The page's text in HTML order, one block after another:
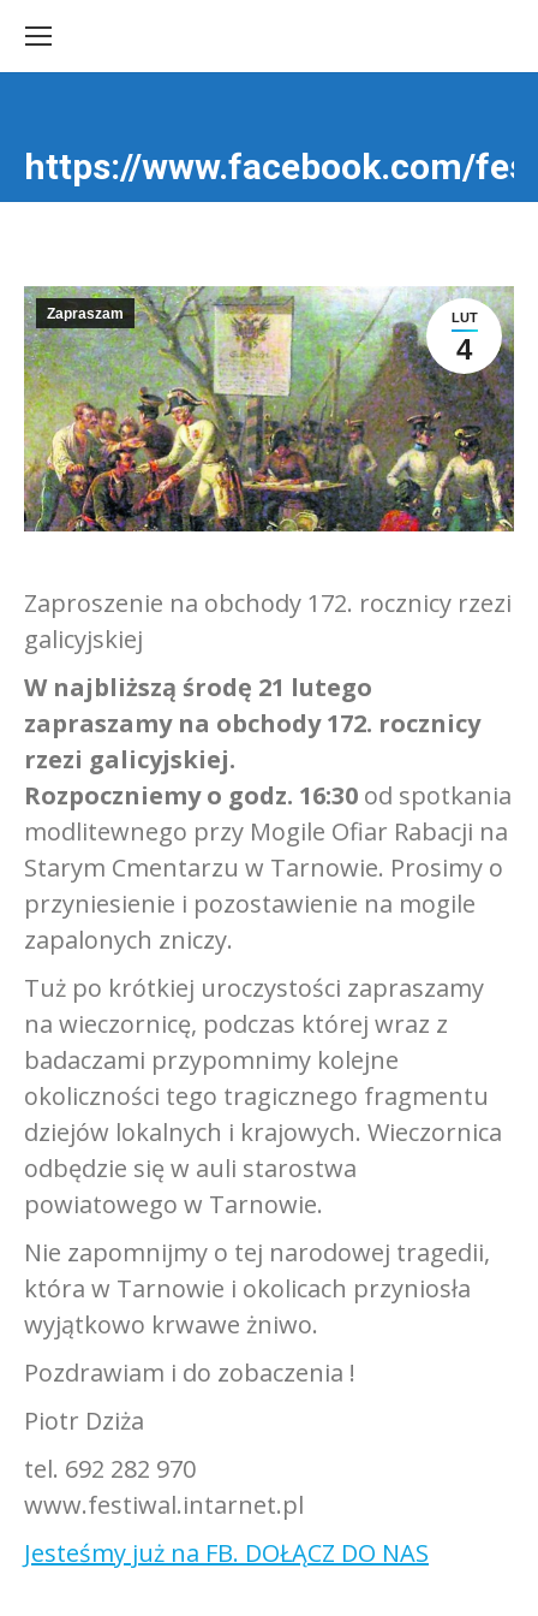
https://www.facebook.com/
Jesteś tutaj:
LUT
4
Zapraszam
Zaproszenie na obchody 172. rocznicy rzezi
galicyjskiej
W najbliższą środę 21 lutego
zapraszamy na obchody 172. rocznicy
rzezi galicyjskiej.
Rozpoczniemy o godz. 16:30 od spotkania
modlitewnego przy Mogile Ofiar Rabacji na
Starym Cmentarzu w Tarnowie. Prosimy o
przyniesienie i pozostawienie na mogile
zapalonych zniczy.
Tuż po krótkiej uroczystości zapraszamy
na wieczornicę, podczas której wraz z
badaczami przypomnimy kolejne
okoliczności tego tragicznego fragmentu
dziejów lokalnych i krajowych. Wieczornica
odbędzie się w auli starostwa
powiatowego w Tarnowie.
Nie zapomnijmy o tej narodowej tragedii,
która w Tarnowie i okolicach przyniosła
wyjątkowo krwawe żniwo.
Pozdrawiam i do zobaczenia !
Piotr Dziża
tel. 692 282 970
www.festiwal.intarnet.pl
Jesteśmy już na FB. DOŁĄCZ DO NAS